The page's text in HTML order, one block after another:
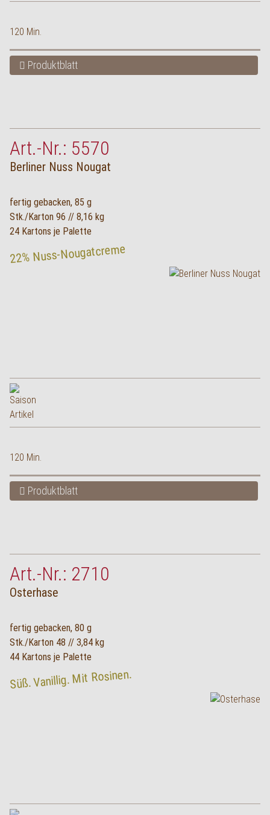
120 Min.
Produktblatt
Art.-Nr.: 5570
Berliner Nuss Nougat
fertig gebacken, 85 g
Stk./Karton 96 // 8,16 kg
24 Kartons je Palette
22% Nuss-Nougatcreme
120 Min.
Produktblatt
Art.-Nr.: 2710
Osterhase
fertig gebacken, 80 g
Stk./Karton 48 // 3,84 kg
44 Kartons je Palette
Süß. Vanillig. Mit Rosinen.